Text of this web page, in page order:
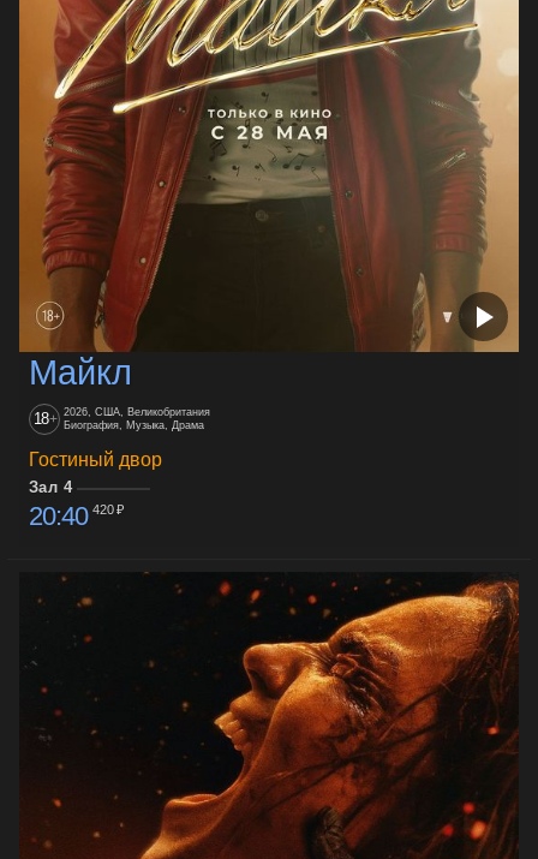
Майкл
18+ 2026, США, Великобритания
Биография, Музыка, Драма
Гостиный двор
Зал 4
20:40 420 ₽